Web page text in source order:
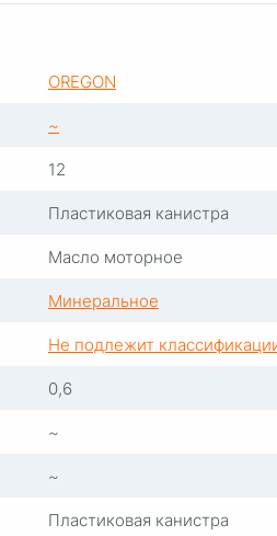
OREGON
~
12
Пластиковая канистра
Масло моторное
Минеральное
Не подлежит
0,6
~
~
Пластиковая канистра